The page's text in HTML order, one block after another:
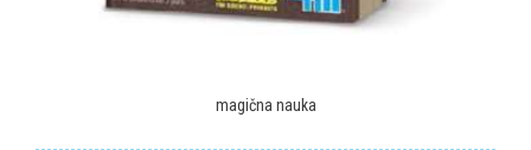
magična nauka